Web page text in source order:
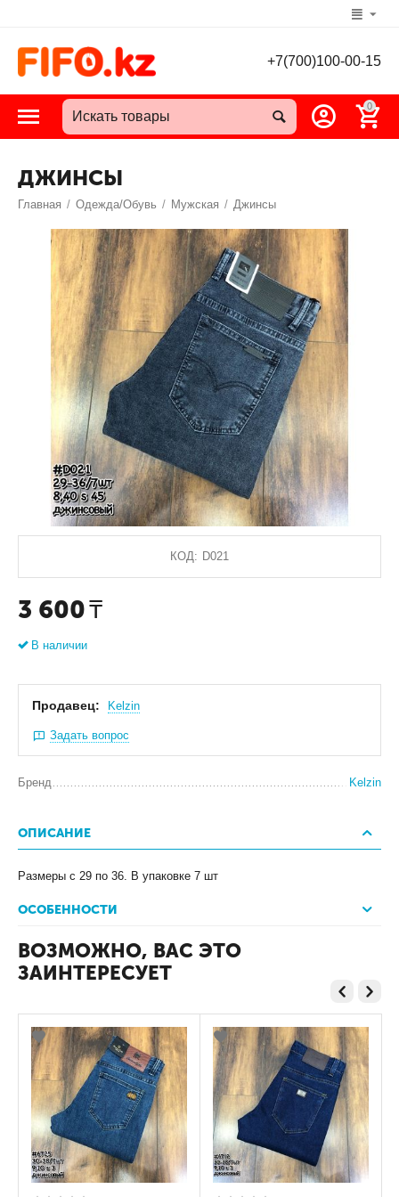
+7(700)100-00-15
0
ДЖИНСЫ
Главная / Одежда/Обувь / Мужская / Джинсы
КОД: D021
3 600 ₸
В наличии
Продавец: Kelzin
Задать вопрос
Бренд Kelzin
ОПИСАНИЕ
Размеры с 29 по 36. В упаковке 7 шт
ОСОБЕННОСТИ
ВОЗМОЖНО, ВАС ЭТО
ЗАИНТЕРЕСУЕТ